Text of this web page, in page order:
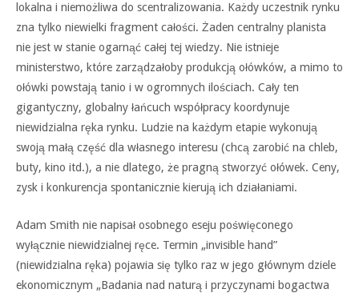
lokalna i niemożliwa do scentralizowania. Każdy uczestnik rynku
zna tylko niewielki fragment całości. Żaden centralny planista
nie jest w stanie ogarnąć całej tej wiedzy. Nie istnieje
ministerstwo, które zarządzałoby produkcją ołówków, a mimo to
ołówki powstają tanio i w ogromnych ilościach. Cały ten
gigantyczny, globalny łańcuch współpracy koordynuje
niewidzialna ręka rynku. Ludzie na każdym etapie wykonują
swoją małą część dla własnego interesu (chcą zarobić na chleb,
buty, kino itd.), a nie dlatego, że pragną stworzyć ołówek. Ceny,
zysk i konkurencja spontanicznie kierują ich działaniami.
Adam Smith nie napisał osobnego eseju poświęconego
wyłącznie niewidzialnej ręce. Termin „invisible hand”
(niewidzialna ręka) pojawia się tylko raz w jego głównym dziele
ekonomicznym „Badania nad naturą i przyczynami bogactwa